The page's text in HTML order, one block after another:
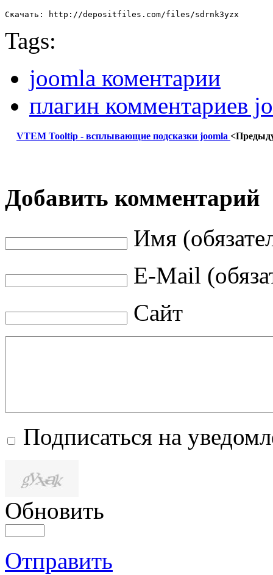
Скачать: http://depositfiles.com/files/sdrnk3yzx
Tags:
joomla коментарии
плагин комментариев
VTEM Tooltip - всплывающие подсказки joomla
Добавить комментарий
Имя
E-Mail
Сайт
Подписаться на
Обновить
Отправить